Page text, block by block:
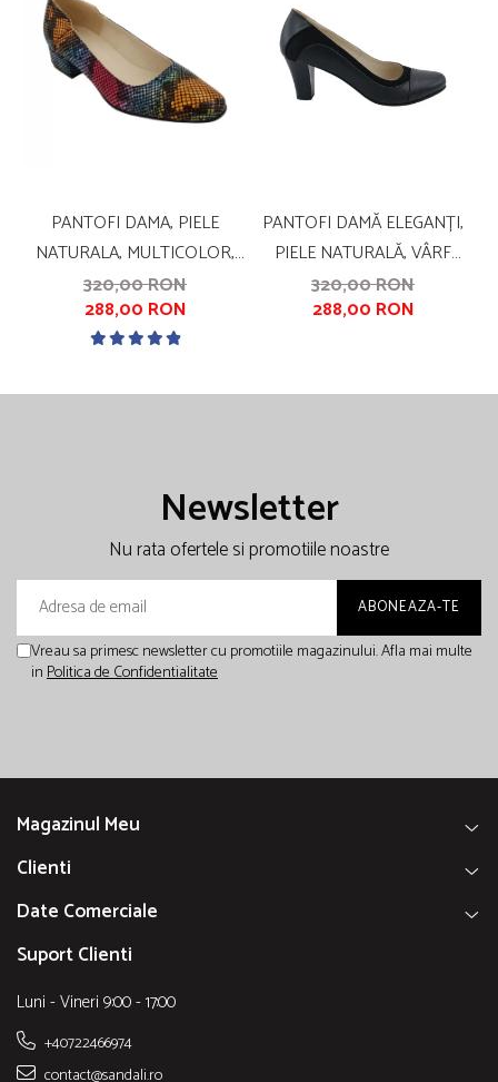
PANTOFI DAMA, PIELE
NATURALA, MULTICOLOR,
CU IMPRIMEU SARPE, TOC
MIC, GROS, SANDALI
320,00 RON
288,00 RON
PANTOFI DAMĂ ELEGANȚI,
PIELE NATURALĂ, VÂRF
ROTUND, TOC GROS MEDIU,
NEGRU
320,00 RON
288,00 RON
Newsletter
Nu rata ofertele si promotiile noastre
Vreau sa primesc newsletter cu promotiile magazinului. Afla mai multe
inPolitica de Confidentialitate
Magazinul Meu
Clienti
Date Comerciale
Suport Clienti
Luni - Vineri 9:00 - 17:00
+40722466974
contact@sandali.ro